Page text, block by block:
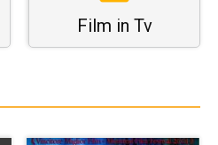
Film in Tv